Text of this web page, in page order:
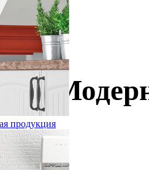
продукция